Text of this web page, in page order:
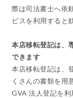
際は司法書士へ依
ビスを利用すると
本店移転登記は、
できます
本店移転登記は、
くさんの書類を用
GVA 法人登記を